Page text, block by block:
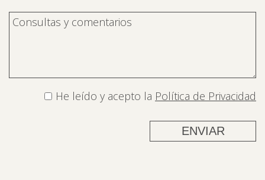
He leído y acepto la Política de Privacidad